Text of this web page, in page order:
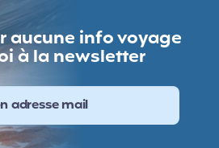
aucune info voyage
à la newsletter